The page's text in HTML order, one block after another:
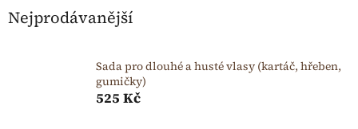
Nejprodávanější
Sada pro dlouhé a husté vlasy (kartáč, hřeben,
gumičky)
525 Kč